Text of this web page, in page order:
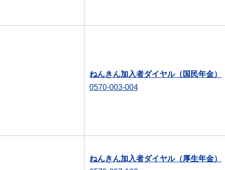
ねんきん加入者ダイヤル（国民年金）
0570-003-004
ねんきん加入者ダイヤル（厚生年金）